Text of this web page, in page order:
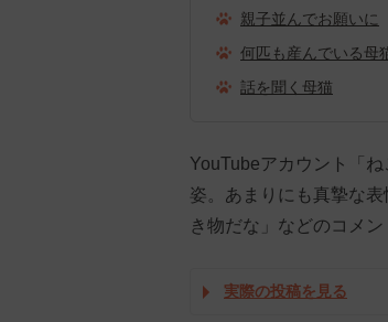
親子並んでお願いに
何匹も産んでいる母
話を聞く母猫
YouTubeアカウント「
姿。あまりにも真摯な
き物だな」などのコメン
実際の投稿を見る